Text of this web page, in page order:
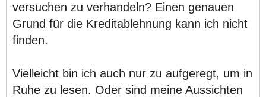
versuchen zu verhandeln? Einen genauen
Grund für die Kreditablehnung kann ich nicht
finden.
Vielleicht bin ich auch nur zu aufgeregt, um in
Ruhe zu lesen. Oder sind meine Aussichten